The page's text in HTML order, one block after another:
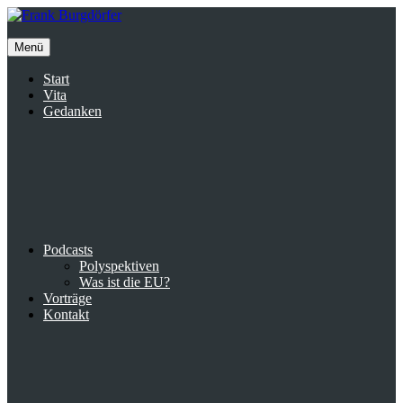
Inhalte
Menü
Start
Vita
Gedanken
Podcasts
Polyspektiven
Was ist die EU?
Vorträge
Kontakt